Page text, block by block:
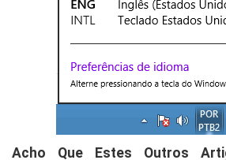
Acho Que Estes Outros